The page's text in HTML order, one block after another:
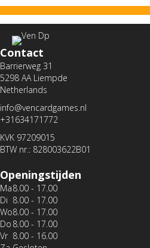
Contact
Barrierweg 31
5298 AA Liempde
Netherlands
info@vencardgames.nl
+31634171772
KVK 97209015
BTW nr.: 828003622B01
Openingstijden
Ma
Di
Wo
Do
Vr
8.00 - 17.00
8.00 - 17.00
8.00 - 17.00
8.00 - 17.00
8.00 - 16.00